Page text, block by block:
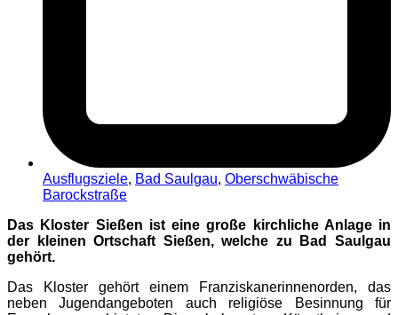
Ausflugsziele, Bad Saulgau, Oberschwäbische
Barockstraße
Das Kloster Sießen ist eine große kirchliche Anlage in
der kleinen Ortschaft Sießen, welche zu Bad Saulgau
gehört.
Das Kloster gehört einem Franziskanerinnenorden, das
neben Jugendangeboten auch religiöse Besinnung für